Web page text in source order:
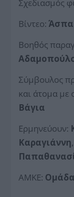
Σχεδιασμός
Βίντεο: Άσπα
Βοηθός
Σύμβουλος
και άτομα με
Βάγια
Ερμηνεύουν:
Καραγιάννη,
ΑΜΚΕ: